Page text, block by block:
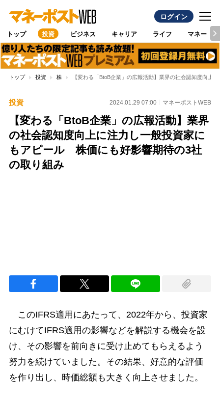
ログイン
トップ 投資 ビジネス キャリア ライフ マネー
トップ 投資 株 【変わる「BtoB企業」の広報活動】業界の社会認知度向
投資 2024.01.29 07:00 マネーポストWEB
【変わる「BtoB企業」の広報活動】業界
の社会認知度向上に注力し一般投資家に
もアピール 株価にも好影響期待の3社
の取り組み
このIFRS適用にあたって、2022年から、投資家
にむけてIFRS適用の影響などを解説する機会を設
け、その影響を前向きに受け止めてもらえるよう
努力を続けていました。その結果、好意的な評価
を作り出し、時価総額も大きく向上させました。